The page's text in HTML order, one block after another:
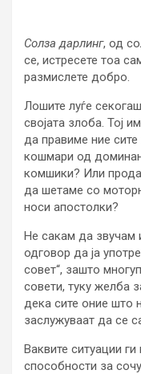
Солза дарлинг, од
се, истресете тоа
размислете добро.
Лошите луѓе
својата злоба. Тој
да правиме ние
кошмари од
комшики? Или
да шетаме со
носи апостолки?
Не сакам да звучам
одговор да ја
совет“, зашто
совети, туку желба
дека сите оние што
заслужуваат да се
Ваквите ситуации
способности за